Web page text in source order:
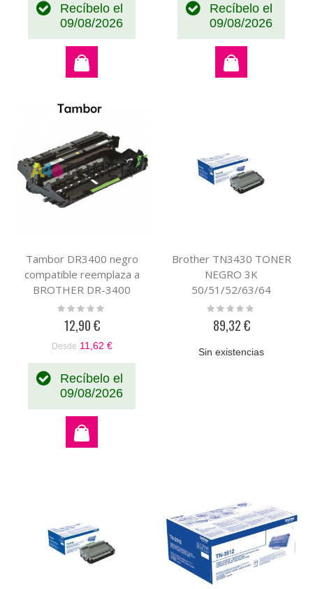
Recíbelo el
09/08/2026
Recíbelo el
09/08/2026
Tambor DR3400 negro
compatible reemplaza a
BROTHER DR-3400
PREMIUM
Rating:
12,90 €
Desde 11,62 €
Recíbelo el
09/08/2026
Brother TN3430 TONER
NEGRO 3K
50/51/52/63/64
Rating:
89,32 €
Sin existencias